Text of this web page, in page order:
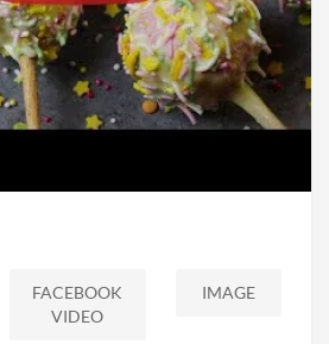
FACEBOOK
VIDEO
IMAGE